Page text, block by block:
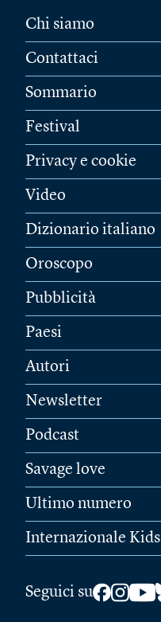
Chi siamo
Contattaci
Sommario
Festival
Privacy e cookie
Video
Dizionario italiano
Oroscopo
Pubblicità
Paesi
Autori
Newsletter
Podcast
Savage love
Ultimo numero
Internazionale Kids
Seguici su